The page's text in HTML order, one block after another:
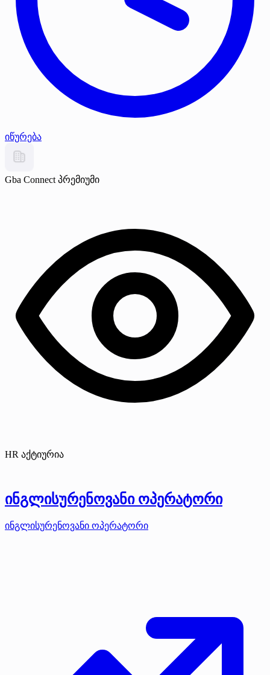
იწურება
Gba Connect პრემიუმი
HR აქტიურია
ინგლისურენოვანი ოპერატორი
ინგლისურენოვანი ოპერატორი